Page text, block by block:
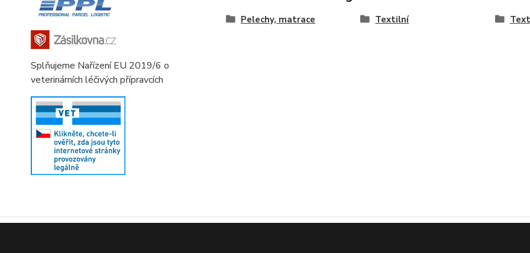
Splňujeme Nařízení EU 2019/6 o
veterinárních léčivých přípravcích
Pelechy, matrace Textilní